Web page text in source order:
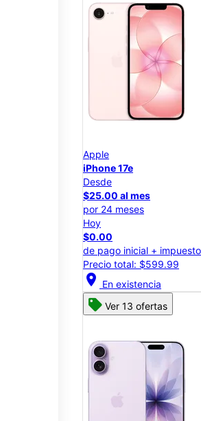
Apple
iPhone 17e
Desde
$25.00 al mes
por 24 meses
Hoy
$0.00
de pago inicial +
Precio total: $599.99
location_on En existencia
Ver 13 ofertas